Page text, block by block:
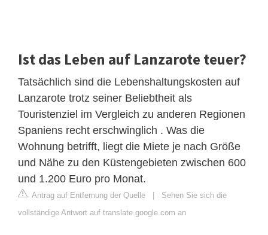
Ist das Leben auf Lanzarote teuer?
Tatsächlich sind die Lebenshaltungskosten auf
Lanzarote trotz seiner Beliebtheit als
Touristenziel im Vergleich zu anderen Regionen
Spaniens recht erschwinglich . Was die
Wohnung betrifft, liegt die Miete je nach Größe
und Nähe zu den Küstengebieten zwischen 600
und 1.200 Euro pro Monat.
Antrag auf Entfernung der Quelle
Sehen Sie sich die
vollständige Antwort auf translate.google.com an